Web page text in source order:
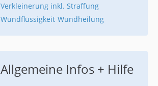
Verkleinerung inkl. Straffung
Wundflüssigkeit Wundheilung
Allgemeine Infos + Hilfe